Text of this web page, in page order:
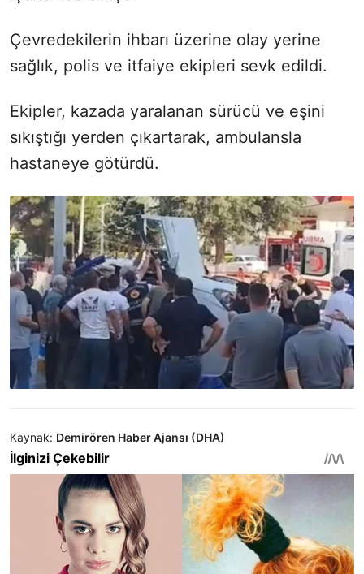
Çevredekilerin ihbarı üzerine olay yerine
sağlık, polis ve itfaiye ekipleri sevk edildi.
Ekipler, kazada yaralanan sürücü ve eşini
sıkıştığı yerden çıkartarak, ambulansla
hastaneye götürdü.
Kaynak: Demirören Haber Ajansı (DHA)